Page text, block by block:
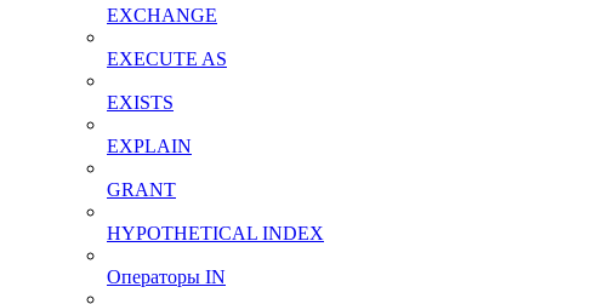
EXCHANGE
EXECUTE AS
EXISTS
EXPLAIN
GRANT
HYPOTHETICAL INDEX
Операторы IN